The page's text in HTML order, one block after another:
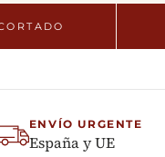
ENVÍO URGENTE
España y UE